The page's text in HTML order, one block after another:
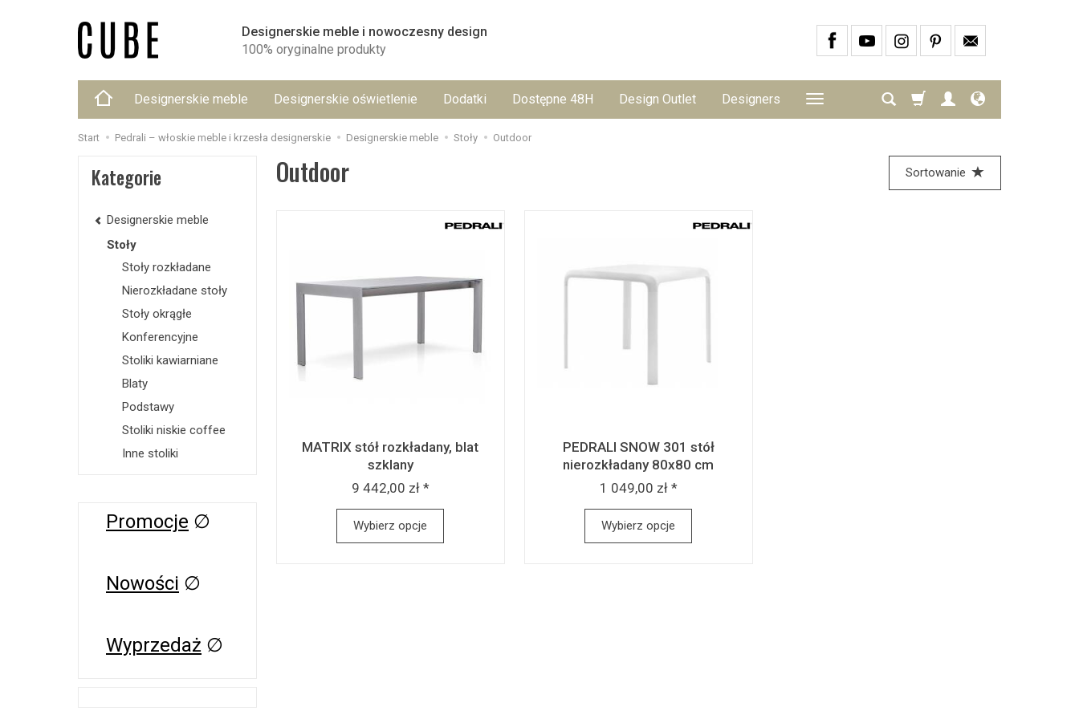
Designerskie meble i nowoczesny design
100% oryginalne produkty
Designerskie meble Designerskie oświetlenie Dodatki Dostępne 48H Design Outlet Designers
Start Pedrali – włoskie meble i krzesła designerskie Designerskie meble Stoły Outdoor
Outdoor Sortowanie
MATRIX stół rozkładany, blat
szklany
9 442,00 zł *
Wybierz opcje
PEDRALI SNOW 301 stół
nierozkładany 80x80 cm
1 049,00 zł *
Wybierz opcje
Kategorie
Designerskie meble
Stoły
Stoły rozkładane
Nierozkładane stoły
Stoły okrągłe
Konferencyjne
Stoliki kawiarniane
Blaty
Podstawy
Stoliki niskie coffee
Inne stoliki
Promocje ∅
Nowości ∅
Wyprzedaż ∅